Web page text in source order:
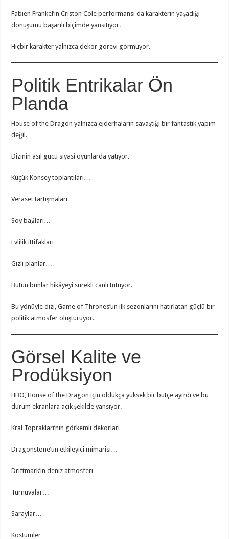
Fabien Frankel’in Criston Cole performansı da karakterin yaşadığı
dönüşümü başarılı biçimde yansıtıyor.
Hiçbir karakter yalnızca dekor görevi görmüyor.
Politik Entrikalar Ön
Planda
House of the Dragon yalnızca ejderhaların savaştığı bir fantastik yapım
değil.
Dizinin asıl gücü siyasi oyunlarda yatıyor.
Küçük Konsey toplantıları…
Veraset tartışmaları…
Soy bağları…
Evlilik ittifakları…
Gizli planlar…
Bütün bunlar hikâyeyi sürekli canlı tutuyor.
Bu yönüyle dizi, Game of Thrones’un ilk sezonlarını hatırlatan güçlü bir
politik atmosfer oluşturuyor.
Görsel Kalite ve
Prodüksiyon
HBO, House of the Dragon için oldukça yüksek bir bütçe ayırdı ve bu
durum ekranlara açık şekilde yansıyor.
Kral Toprakları’nın görkemli dekorları…
Dragonstone’un etkileyici mimarisi…
Driftmark’ın deniz atmosferi…
Turnuvalar…
Saraylar…
Kostümler…